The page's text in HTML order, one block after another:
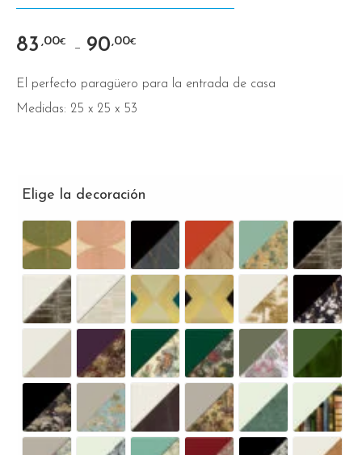
83 ,00€ – 90,00€
El perfecto paragüero para la entrada de casa
Medidas: 25 x 25 x 53
Elige la decoración